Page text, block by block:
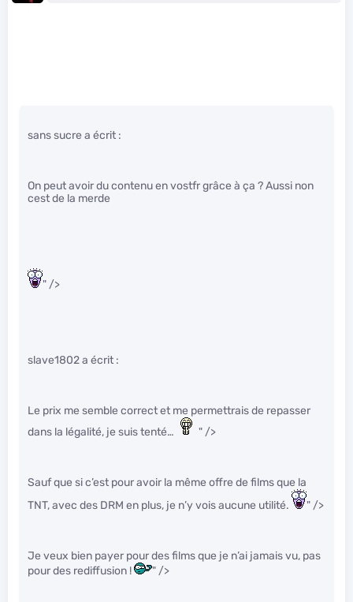
sans sucre a écrit :
On peut avoir du contenu en vostfr grâce à ça ? Aussi non
cest de la merde
" />
slave1802 a écrit :
Le prix me semble correct et me permettrais de repasser
dans la légalité, je suis tenté…
" />
Sauf que si c’est pour avoir la même offre de films que la
TNT, avec des DRM en plus, je n’y vois aucune utilité.
" />
Je veux bien payer pour des films que je n’ai jamais vu, pas
pour des rediffusion !
" />